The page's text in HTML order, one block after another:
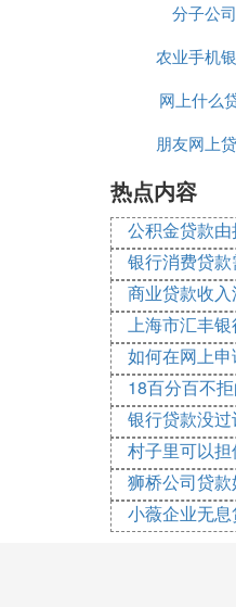
是否属实，
是安全的，
二、实体营
实体营业厅
1、首先要问
2、是在什么
3、了解手续
4、买卖双方
产品的出口。
毕装船付运后
对所购买的商
三、实体店买
你好，这是贷
手机分期，可
他们做消费贷
有些实体店
公司
分子公
农业手机
网上什么
朋友网上
热点内容
公积金贷款
银行消费贷
商业贷款收
上海市汇丰
如何在网上
18百分百不
银行贷款没
村子里可以
狮桥公司贷
小薇企业无